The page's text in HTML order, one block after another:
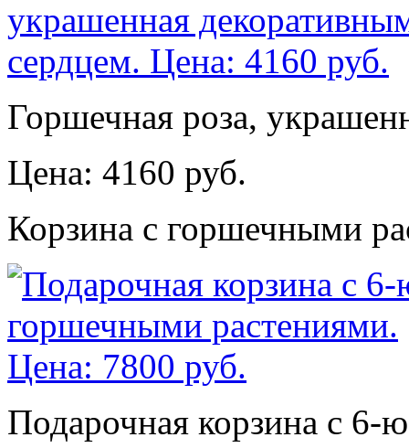
Горшечная роза,
Цена: 4160 руб.
Корзина с горшечными
Подарочная корзина с